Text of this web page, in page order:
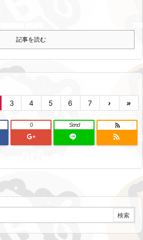
記事を読む
3 4 5 6 7 › »
0 Send